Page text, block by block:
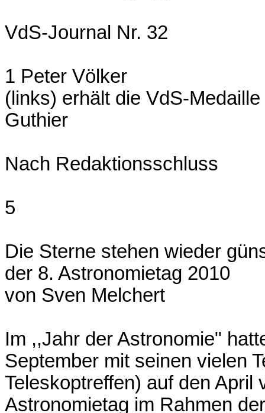
VdS-Journal Nr. 32
1 Peter Völker
(links) erhält die VdS-
Guthier
Nach Redaktionsschluss
5
Die Sterne stehen wieder
der 8. Astronomietag 2010
von Sven Melchert
Im ,,Jahr der Astronomie"
September mit seinen vielen
Teleskoptreffen) auf den
Astronomietag im Rahmen